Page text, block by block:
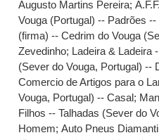
Augusto Martins Pereira;
Vouga (Portugal) -- Padrões
(firma) -- Cedrim do Vouga
Zevedinho; Ladeira & Ladeira
(Sever do Vouga, Portugal) --
Comercio de Artigos para o
Vouga, Portugal) -- Casal;
Filhos -- Talhadas (Sever do
Homem;Auto Pneus